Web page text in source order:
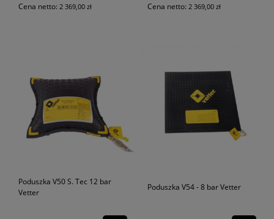
Cena netto: 2 369,00 zł Cena netto: 2 369,00 zł
Poduszka V50 S. Tec 12 bar
Vetter
Poduszka V54 - 8 bar Vetter